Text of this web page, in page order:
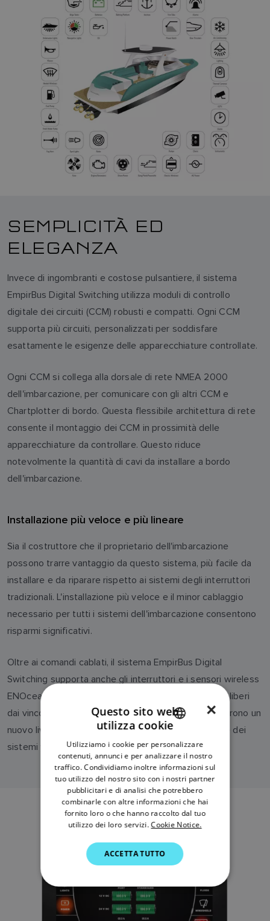
SEMPLICITÀ ED
ELEGANZA
Invece di ingombranti e costose pulsantiere, il sistema
EmpirBus Digital Switching utilizza moduli di controllo
digitale dei circuiti (CCM) robusti e compatti. Ogni CCM
supporta più circuiti, personalizzati per soddisfare
esattamente le esigenze delle apparecchiature controllate.
Ogni CCM si collega alla dorsale di rete NMEA 2000
dell'imbarcazione, per comunicare con gli altri CCM e
Chartplotter di bordo. Questa flessibile architettura di rete
consente il montaggio dei CCM in prossimità delle
apparecchiature da controllare. Questo riduce
notevolmente la quantità di cavi da installare a bordo
dell'imbarcazione.
Installazione più veloce e più lineare
Sia il costruttore che il proprietario dell'imbarcazione
possono trarre vantaggio da questo sistema, più facile da
installare e da riparare rispetto ai sistemi degli interruttori
tradizionali. L'installazione più veloce e il minor cablaggio
necessario per tutti i sistemi dell'imbarcazione consentono
risparmi significativi.
Oltre ai comandi cablati, il sistema EmpirBus Digital
Switching supporta anche gli interruttori e i sensori wireless
ENOcean per la raccolta di energia. Completamente liberi
dai vincoli dei cavi, i dispositivi wireless ENOcean offrono un
nuovo livello di libertà e flessibilità alla progettazione dei
sistemi yacht.
ENGLISH
FRENCH
DANISH
ITALIAN
SWEDISH
DUTCH
NORWEGIAN
FINNISH
×
Questo sito web
utilizza cookie
Utilizziamo i cookie per personalizzare
contenuti, annunci e per analizzare il nostro
traffico. Condividiamo inoltre informazioni sul
tuo utilizzo del nostro sito con i nostri partner
pubblicitari e di analisi che potrebbero
combinarle con altre informazioni che hai
fornito loro o che hanno raccolto dal tuo
utilizzo dei loro servizi. Cookie Notice.
ACCETTA TUTTO